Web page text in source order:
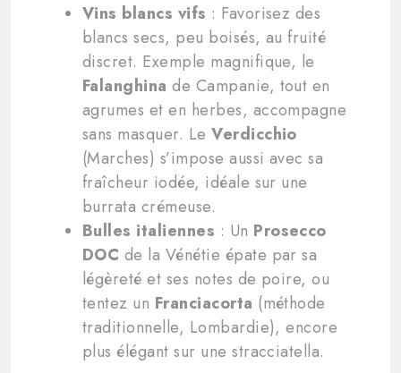
Vins blancs vifs : Favorisez des
blancs secs, peu boisés, au fruité
discret. Exemple magnifique, le
Falanghina de Campanie, tout en
agrumes et en herbes, accompagne
sans masquer. LeVerdicchio
(Marches) s’impose aussi avec sa
fraîcheur iodée, idéale sur une
burrata crémeuse.
Bulles italiennes : Un Prosecco
DOC de la Vénétie épate par sa
légèreté et ses notes de poire, ou
tentez un Franciacorta (méthode
traditionnelle, Lombardie), encore
plus élégant sur une stracciatella.